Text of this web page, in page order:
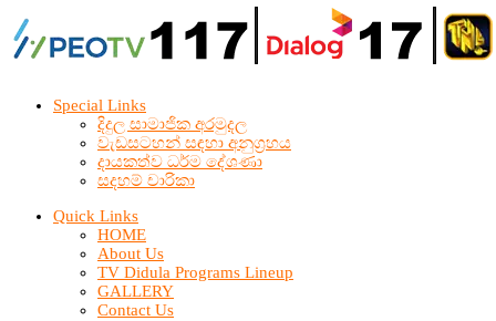
Special Links
දිදුල සාමාජික අරමුදල
වැඩසටහන් සඳහා අනුග්‍රහය
දායකත්ව ධර්ම දේශණා
සදහම් චාරිකා
Quick Links
HOME
About Us
TV Didula Programs Lineup
GALLERY
Contact Us